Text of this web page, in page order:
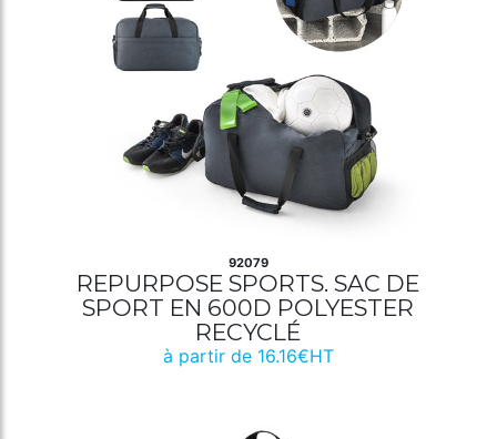
92079
REPURPOSE SPORTS. SAC DE
SPORT EN 600D POLYESTER
RECYCLÉ
à partir de 16.16€HT